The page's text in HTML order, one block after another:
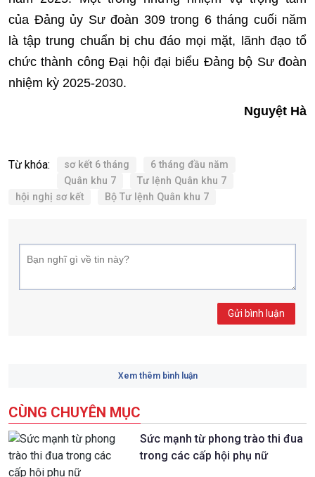
của Đảng ủy Sư đoàn 309 trong 6 tháng cuối năm
là tập trung chuẩn bị chu đáo mọi mặt, lãnh đạo tổ
chức thành công Đại hội đại biểu Đảng bộ Sư đoàn
nhiệm kỳ 2025-2030.
Nguyệt Hà
Từ khóa: sơ kết 6 tháng
6 tháng đầu năm
Quân khu 7
Tư lệnh Quân khu 7
hội nghị sơ kết
Bộ Tư lệnh Quân khu 7
Gửi bình luận
Xem thêm bình luận
CÙNG CHUYÊN MỤC
Sức mạnh từ phong trào thi đua
trong các cấp hội phụ nữ